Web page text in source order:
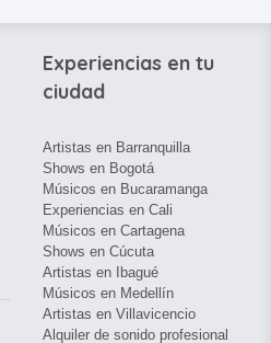
Experiencias en tu
ciudad
Artistas en Barranquilla
Shows en Bogotá
Músicos en Bucaramanga
Experiencias en Cali
Músicos en Cartagena
Shows en Cúcuta
Artistas en Ibagué
Músicos en Medellín
Artistas en Villavicencio
Alquiler de sonido profesional